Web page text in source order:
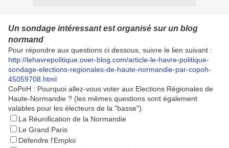
Un sondage intéressant est organisé sur un blog
normand
Pour répondre aux questions ci dessous, suivre le lien suivant :
http://lehavrepolitique.over-blog.com/article-le-havre-politique-
sondage-elections-regionales-de-haute-normandie-par-copoh-
45059708.html
CoPoH : Pourquoi allez-vous voter aux Elections Régionales de
Haute-Normandie ? (les mêmes questions sont également
valables pour les électeurs de la "basse").
La Réunification de la Normandie
Le Grand Paris
Défendre l'Emploi